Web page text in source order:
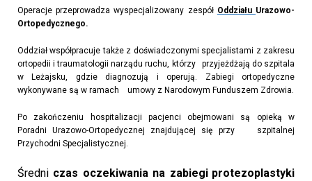
Operacje przeprowadza wyspecjalizowany zespół Oddziału Urazowo-
Ortopedycznego.
Oddziałwspółpracuje także z doświadczonymi specjalistami z zakresu
ortopedii i traumatologiinarządu ruchu, którzy przyjeżdżają do szpitala
w
Leżajsku, gdziediagnozują i operują. Zabiegiortopedyczne
wykonywane są w ramach umowy z Narodowym Funduszem Zdrowia.
Po zakończeniu hospitalizacji pacjenciobejmowani są opieką w
Poradni Urazowo-Ortopedycznej znajdującej się przy szpitalnej
Przychodni Specjalistycznej.
Średni czas oczekiwania na zabiegi protezoplastyki